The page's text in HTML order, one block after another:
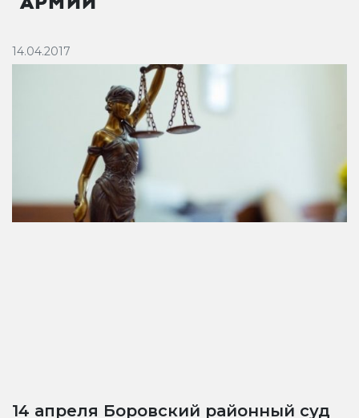
14.04.2017
14 апреля Боровский районный суд